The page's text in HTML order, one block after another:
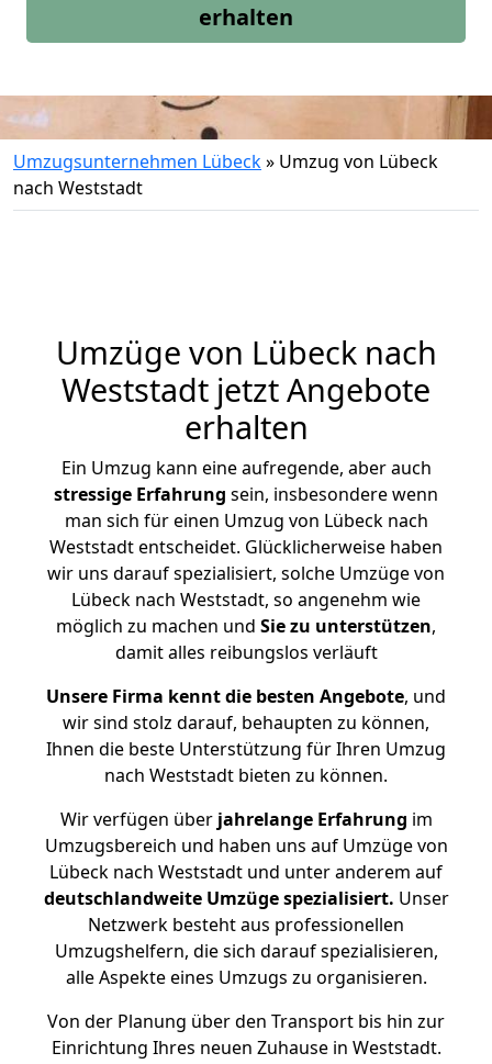
erhalten
Umzugsunternehmen Lübeck» Umzug von Lübeck
nach Weststadt
Umzüge von Lübeck nach
Weststadt jetzt Angebote
erhalten
Ein Umzug kann eine aufregende, aber auch
stressige Erfahrung sein, insbesondere wenn
man sich für einen Umzug von Lübeck nach
Weststadt entscheidet. Glücklicherweise haben
wir uns darauf spezialisiert, solche Umzüge von
Lübeck nach Weststadt, so angenehm wie
möglich zu machen und Sie zu unterstützen,
damit alles reibungslos verläuft
Unsere Firma kennt die besten Angebote, und
wir sind stolz darauf, behaupten zu können,
Ihnen die beste Unterstützung für Ihren Umzug
nach Weststadt bieten zu können.
Wir verfügen überjahrelange Erfahrung im
Umzugsbereich und haben uns auf Umzüge von
Lübeck nach Weststadt und unter anderem auf
deutschlandweite Umzüge spezialisiert. Unser
Netzwerk besteht aus professionellen
Umzugshelfern, die sich darauf spezialisieren,
alle Aspekte eines Umzugs zu organisieren.
Von der Planung über den Transport bis hin zur
Einrichtung Ihres neuen Zuhause in Weststadt.